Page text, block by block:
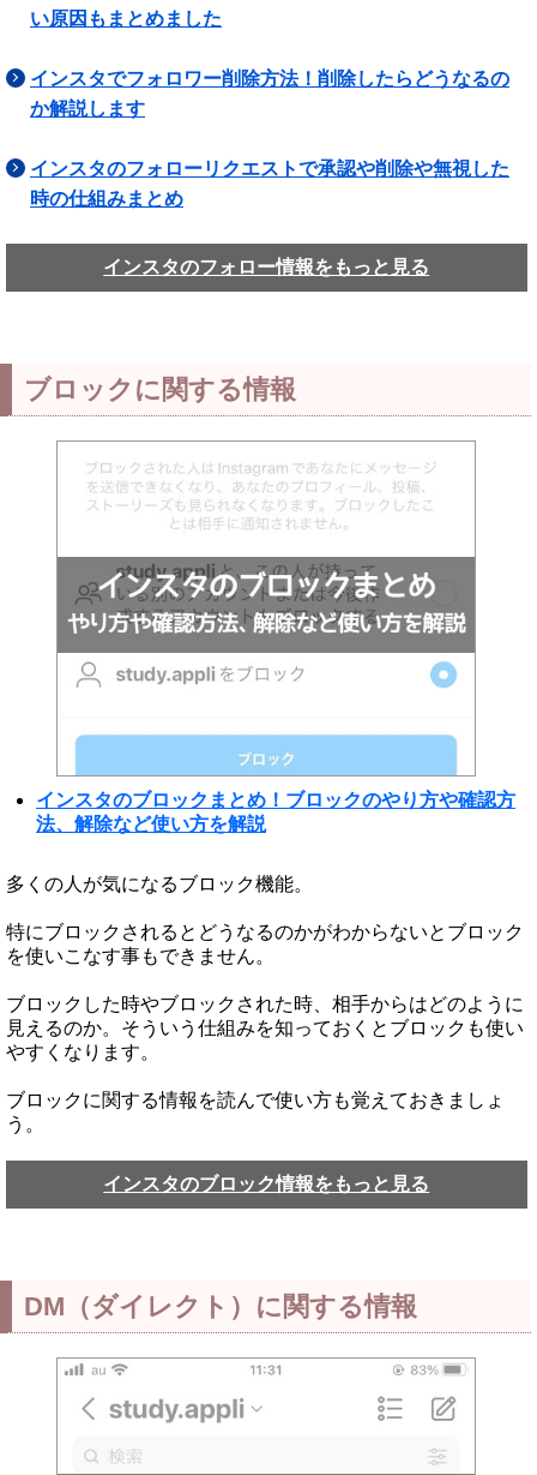
い原因もまとめました
インスタでフォロワー削除方法！削除したらどうなるの
か解説します
インスタのフォローリクエストで承認や削除や無視した
時の仕組みまとめ
インスタのフォロー情報をもっと見る
ブロックに関する情報
インスタのブロックまとめ！ブロックのやり方や確認方
法、解除など使い方を解説
多くの人が気になるブロック機能。
特にブロックされるとどうなるのかがわからないとブロック
を使いこなす事もできません。
ブロックした時やブロックされた時、相手からはどのように
見えるのか。そういう仕組みを知っておくとブロックも使い
やすくなります。
ブロックに関する情報を読んで使い方も覚えておきましょ
う。
インスタのブロック情報をもっと見る
DM（ダイレクト）に関する情報